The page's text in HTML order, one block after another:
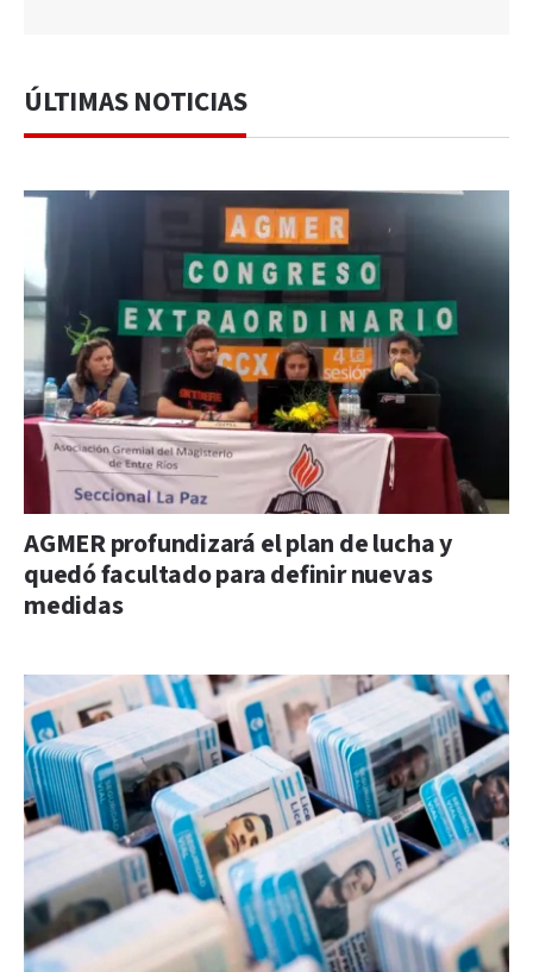
ÚLTIMAS NOTICIAS
AGMER profundizará el plan de lucha y
quedó facultado para definir nuevas
medidas